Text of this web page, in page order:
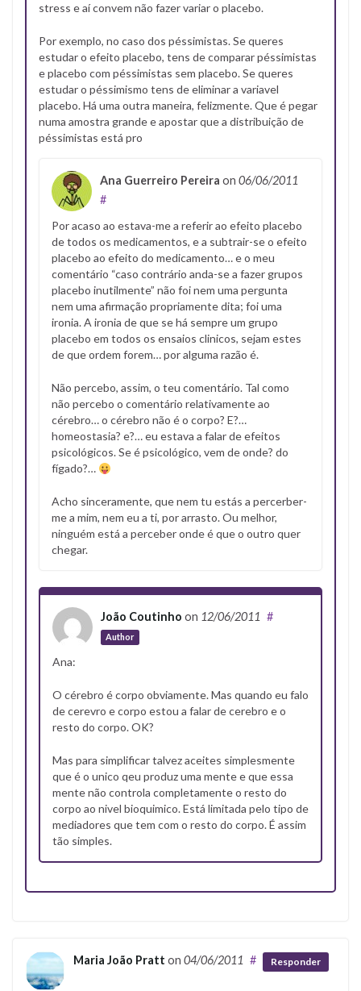
stress e aí convem não fazer variar o placebo.
Por exemplo, no caso dos péssimistas. Se queres
estudar o efeito placebo, tens de comparar péssimistas
e placebo com péssimistas sem placebo. Se queres
estudar o péssimismo tens de eliminar a variavel
placebo. Há uma outra maneira, felizmente. Que é pegar
numa amostra grande e apostar que a distribuição de
péssimistas está pro
Ana Guerreiro Pereira on 06/06/2011
#
Por acaso ao estava-me a referir ao efeito placebo
de todos os medicamentos, e a subtrair-se o efeito
placebo ao efeito do medicamento… e o meu
comentário “caso contrário anda-se a fazer grupos
placebo inutilmente” não foi nem uma pergunta
nem uma afirmação propriamente dita; foi uma
ironia. A ironia de que se há sempre um grupo
placebo em todos os ensaios clinicos, sejam estes
de que ordem forem… por alguma razão é.
Não percebo, assim, o teu comentário. Tal como
não percebo o comentário relativamente ao
cérebro… o cérebro não é o corpo? E?…
homeostasia? e?… eu estava a falar de efeitos
psicológicos. Se é psicológico, vem de onde? do
fígado?…
Acho sinceramente, que nem tu estás a percerber-
me a mim, nem eu a ti, por arrasto. Ou melhor,
ninguém está a perceber onde é que o outro quer
chegar.
João Coutinho on 12/06/2011
Author
#
Ana:
O cérebro é corpo obviamente. Mas quando eu falo
de cerevro e corpo estou a falar de cerebro e o
resto do corpo. OK?
Mas para simplificar talvez aceites simplesmente
que é o unico qeu produz uma mente e que essa
mente não controla completamente o resto do
corpo ao nivel bioquimico. Está limitada pelo tipo de
mediadores que tem com o resto do corpo. É assim
tão simples.
Maria João Pratt on 04/06/2011 # Responder